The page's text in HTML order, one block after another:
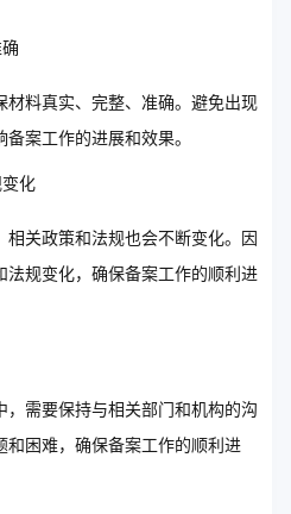
料真实、完整、准确。避免出现
案工作的进展和效果。
化
关政策和法规也会不断变化。因
法规变化，确保备案工作的顺利进
需要保持与相关部门和机构的沟
困难，确保备案工作的顺利进